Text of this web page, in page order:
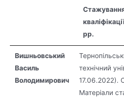
рр.
Вишньовський
Василь
Володимирович
технічний
17.06.2022).
Матеріали